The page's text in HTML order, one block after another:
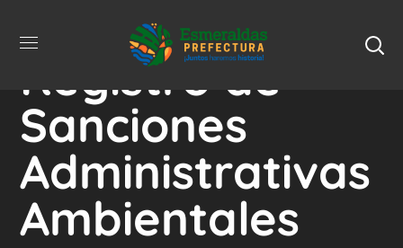
Registro de
Sanciones
Administrativas
Ambientales